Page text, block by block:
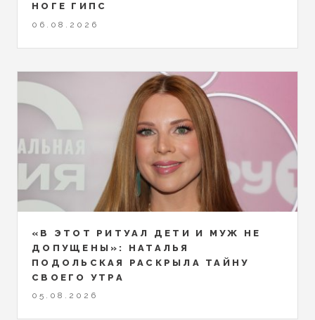
НОГЕ ГИПС
06.08.2026
«В ЭТОТ РИТУАЛ ДЕТИ И МУЖ НЕ
ДОПУЩЕНЫ»: НАТАЛЬЯ
ПОДОЛЬСКАЯ РАСКРЫЛА ТАЙНУ
СВОЕГО УТРА
05.08.2026